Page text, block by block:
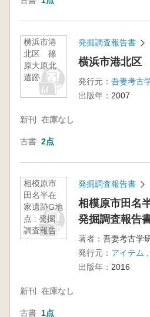
横浜市港
北区 篠
原大原北
遺跡
発掘調査報告書
横浜市港北区
発行元： 吾妻考古
出版年： 2007
新刊 在庫なし
古書 2点
相模原市
田名半在
家遺跡G地
点 : 発掘
調査報告
書
発掘調査報告書
相模原市田名
発掘調査報告
著者： 吾妻考古学
発行元： アイテム
出版年： 2016
新刊 在庫なし
古書 1点